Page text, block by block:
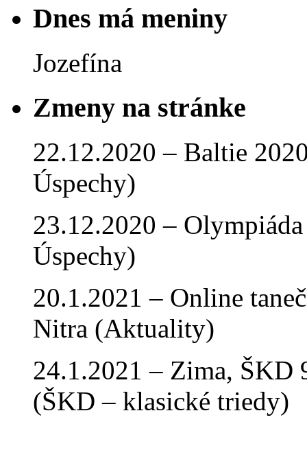
Dnes má meniny
Jozefína
Zmeny na stránke
22.12.2020 – Baltie
Úspechy)
23.12.2020 –
Úspechy)
20.1.2021 – Online
Nitra (Aktuality)
24.1.2021 – Zima, ŠKD
(ŠKD – klasické triedy)